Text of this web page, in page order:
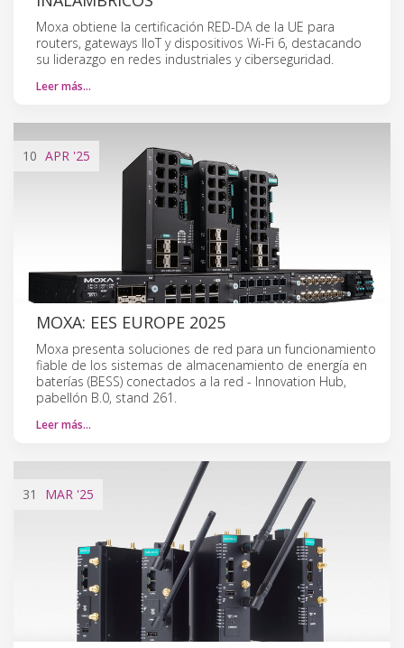
Moxa obtiene la certificación RED-DA de la UE para
routers, gateways IIoT y dispositivos Wi-Fi 6, destacando
su liderazgo en redes industriales y ciberseguridad.
Leer más…
10 APR '25
MOXA: EES EUROPE 2025
Moxa presenta soluciones de red para un funcionamiento
fiable de los sistemas de almacenamiento de energía en
baterías (BESS) conectados a la red - Innovation Hub,
pabellón B.0, stand 261.
Leer más…
31 MAR '25